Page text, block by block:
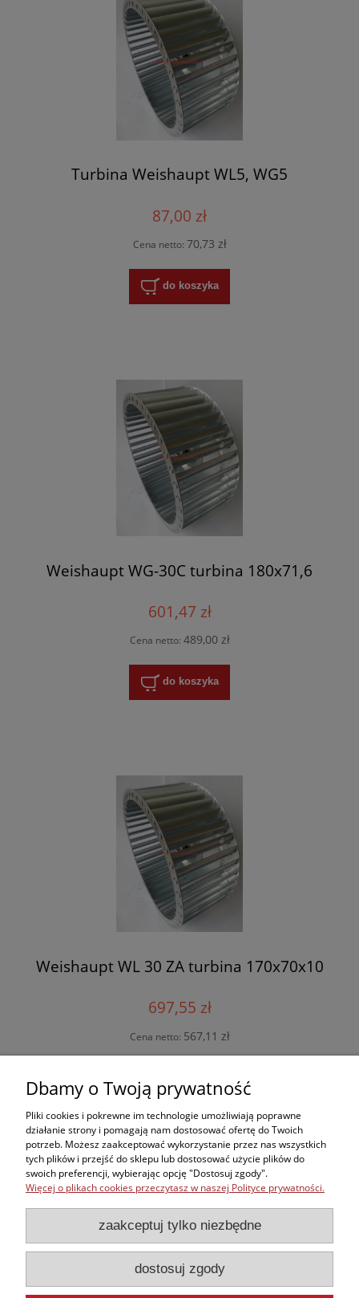
Turbina Weishaupt WL5, WG5
87,00 zł
Cena netto: 70,73 zł
do koszyka
Weishaupt WG-30C turbina 180x71,6
601,47 zł
Cena netto: 489,00 zł
do koszyka
Weishaupt WL 30 ZA turbina 170x70x10
697,55 zł
Cena netto: 567,11 zł
Zakupy
Kontakt
Informacje
Moje konto
Dbamy o Twoją prywatność
Pliki cookies i pokrewne im technologie umożliwiają poprawne
działanie strony i pomagają nam dostosować ofertę do Twoich
potrzeb. Możesz zaakceptować wykorzystanie przez nas wszystkich
tych plików i przejść do sklepu lub dostosować użycie plików do
swoich preferencji, wybierając opcję "Dostosuj zgody".
Więcej o plikach cookies przeczytasz w naszej Polityce prywatności.
zaakceptuj tylko niezbędne
dostosuj zgody